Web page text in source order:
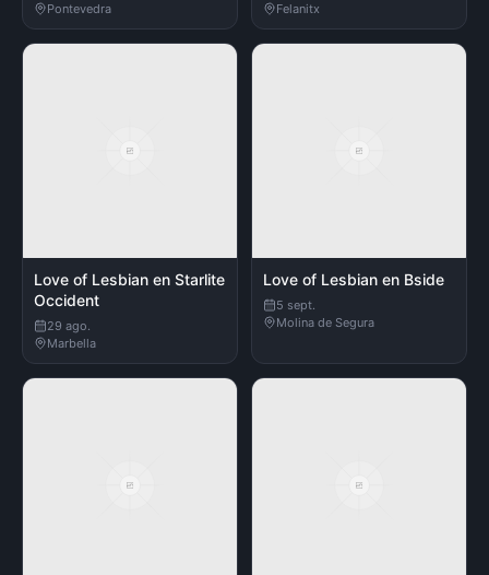
Pontevedra Felanitx
Love of Lesbian en Starlite
Occident
29 ago.
Marbella
Love of Lesbian en Bside
5 sept.
Molina de Segura